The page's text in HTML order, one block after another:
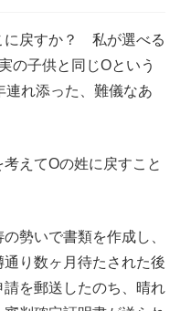
に戻すか？ 私が選べる
の子供と同じOという
れ添った、難儀なあ
えてOの姓に戻すこと
勢いで書類を作成し、
り数ヶ月待たされた後
を郵送したのち、晴れ